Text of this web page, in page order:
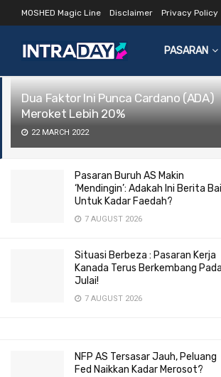
LATEST TRENDING Filter
Dua Faktor Ini Punca Cardano (ADA)
Meroket Lebih 20%
22 MARCH 2022
Pasaran Buruh AS Makin
‘Mendingin’: Adakah Ini Berita
Untuk Kadar Faedah?
7 AUGUST 2026
Situasi Berbeza : Pasaran Kerja
Kanada Terus Berkembang Pada
Julai!
7 AUGUST 2026
NFP AS Tersasar Jauh, Peluang
Fed Naikkan Kadar Merosot?
MOSHED Magic Line Disclaimer Privacy Policy
PASARAN